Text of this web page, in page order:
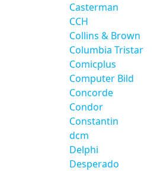
Casterman
CCH
Collins & Brown
Columbia Tristar
Comicplus
Computer Bild
Concorde
Condor
Constantin
dcm
Delphi
Desperado